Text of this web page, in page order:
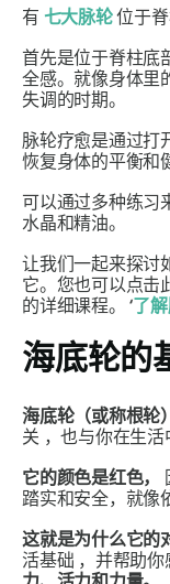
有 七大脉轮位于脊
首先是位于脊柱底
全感。就像身体里
失调的时期。
脉轮疗愈是通过打
恢复身体的平衡和
可以通过多种练习
水晶和精油。
让我们一起来探讨
它。您也可以点击
的详细课程。‘了
海底轮的
海底轮（或称根轮
关 ，也与你在生活
它的颜色是红色，
踏实和安全，就像
这就是为什么它的
活基础 ，并帮助